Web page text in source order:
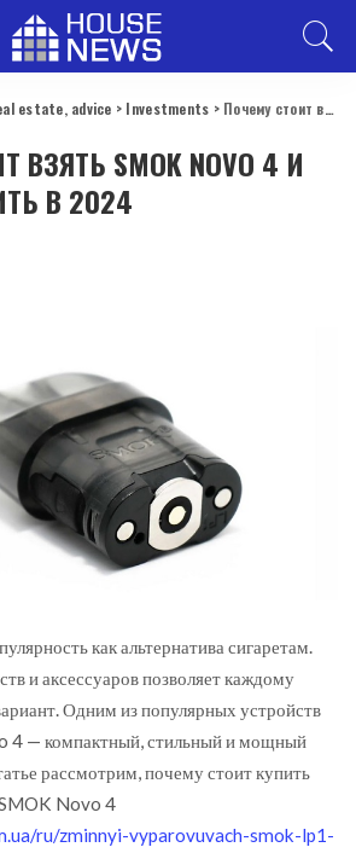
estate, advice > Investments > Почему стоит взять SMOK Novo 4 и где его купить в 2024
ВЗЯТЬ SMOK NOVO 4 И
В 2024
как альтернатива сигаретам.
и аксессуаров позволяет каждому
Одним из популярных устройств
4 — компактный, стильный и мощный
рассмотрим, почему стоит купить
SMOK Novo 4
ru/zminnyi-vyparovuvach-smok-lp1-